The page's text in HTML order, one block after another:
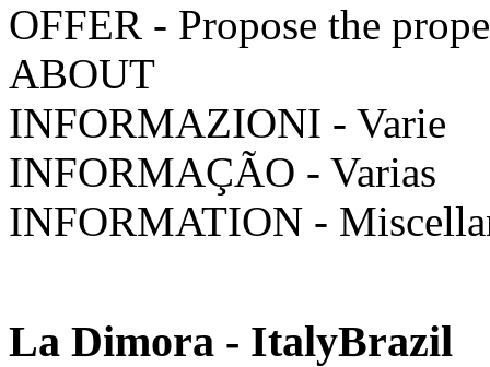
OFFER - Propose the
ABOUT
INFORMAZIONI - Varie
INFORMAÇÃO - Varias
INFORMATION -
La Dimora - ItalyBrazil